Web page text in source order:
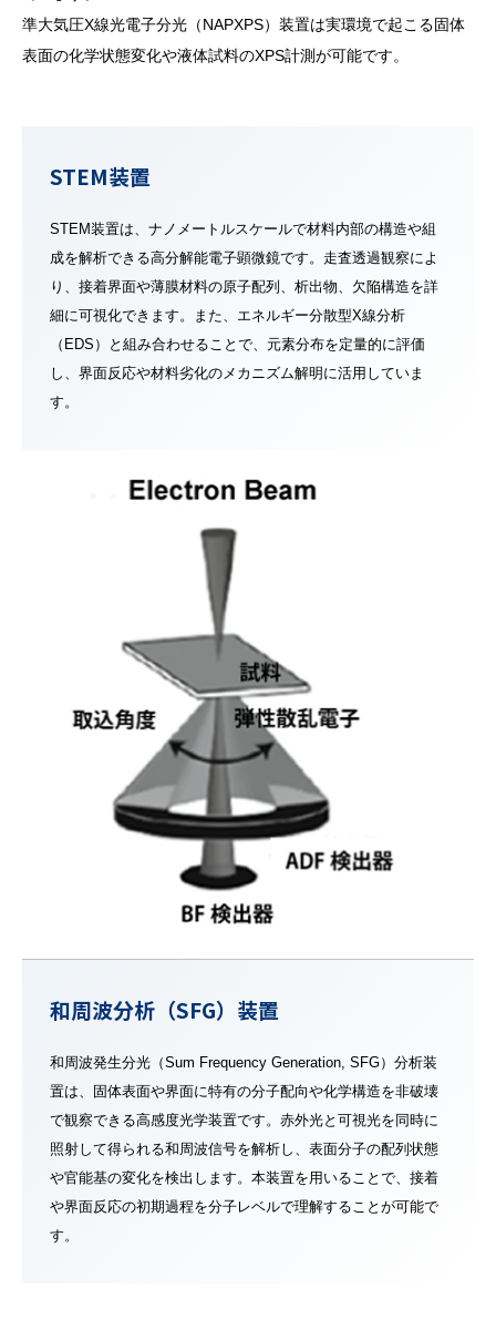
13:45 ～ 17:10（予定）
🔸 会場：
<来場参加> 東京科学大学 蔵前会館３階
2025/11/26 お知らせ
NEDO講座（2025年度後期） を開催します。
（詳細はリンク先ファイルをご覧ください）
2026/1/16 接着試験法基礎講座、2026/1/19-1/23実習講座
日まで）
＊ 産総研内の宿泊施設、さくら館の利用ができる場合があ
ご希望の方は申し込みの際、要望欄にその旨記載ください。
お知らせ
ホームページを全面リニューアルしましたので、お知らせし
今後も内容の充実化を進めて参りますので、どうぞよろしく
お願い申しあげます。
準大気圧X線光電子分光（NAPXPS）装置は実環境で起こる固体
表面の化学状態変化や液体試料のXPS計測が可能です。
STEM装置
STEM装置は、ナノメートルスケールで材料内部の構造や組
成を解析できる高分解能電子顕微鏡です。走査透過観察によ
り、接着界面や薄膜材料の原子配列、析出物、欠陥構造を詳
細に可視化できます。また、エネルギー分散型X線分析
（EDS）と組み合わせることで、元素分布を定量的に評価
し、界面反応や材料劣化のメカニズム解明に活用していま
す。
和周波分析（SFG）装置
和周波発生分光（Sum Frequency Generation, SFG）分析装
置は、固体表面や界面に特有の分子配向や化学構造を非破壊
で観察できる高感度光学装置です。赤外光と可視光を同時に
照射して得られる和周波信号を解析し、表面分子の配列状態
や官能基の変化を検出します。本装置を用いることで、接着
や界面反応の初期過程を分子レベルで理解することが可能で
す。